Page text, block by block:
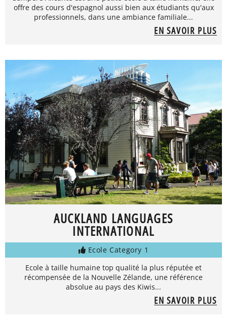
offre des cours d'espagnol aussi bien aux étudiants qu'aux
professionnels, dans une ambiance familiale...
EN SAVOIR PLUS
AUCKLAND LANGUAGES
INTERNATIONAL
Ecole Category 1
Ecole à taille humaine top qualité la plus réputée et
récompensée de la Nouvelle Zélande, une référence
absolue au pays des Kiwis...
EN SAVOIR PLUS